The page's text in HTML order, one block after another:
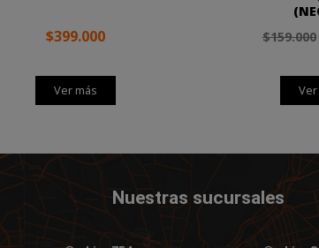
$399.000
Ver más
$159.000
Nuestras sucursales